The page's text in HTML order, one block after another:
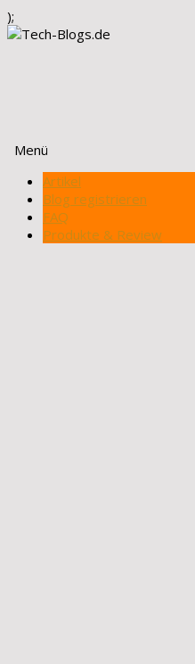
);
Menü
Zum
Inhalt
springen
Artikel
Blog registrieren
FAQ
Produkte & Review